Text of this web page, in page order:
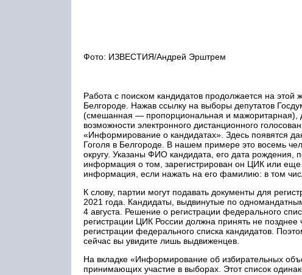
Фото: ИЗВЕСТИЯ/Андрей Эрштрем
Работа с поиском кандидатов продолжается на
Белгороде. Нажав ссылку на выборы депутатов
(смешанная — пропорциональная и мажоритарная),
возможности электронного дистанционного
«Информирование о кандидатах». Здесь появятся
Гоголя в Белгороде. В нашем примере это восемь
округу. Указаны ФИО кандидата, его дата рождения,
информация о том, зарегистрирован он ЦИК или
информация, если нажать на его фамилию: в том
К слову, партии могут подавать документы для
2021 года. Кандидаты, выдвинутые по
4 августа. Решение о регистрации федерального
регистрации ЦИК России должна принять не
регистрации федерального списка кандидатов.
сейчас вы увидите лишь выдвиженцев.
На вкладке «Информирование об избирательных
принимающих участие в выборах. Этот список